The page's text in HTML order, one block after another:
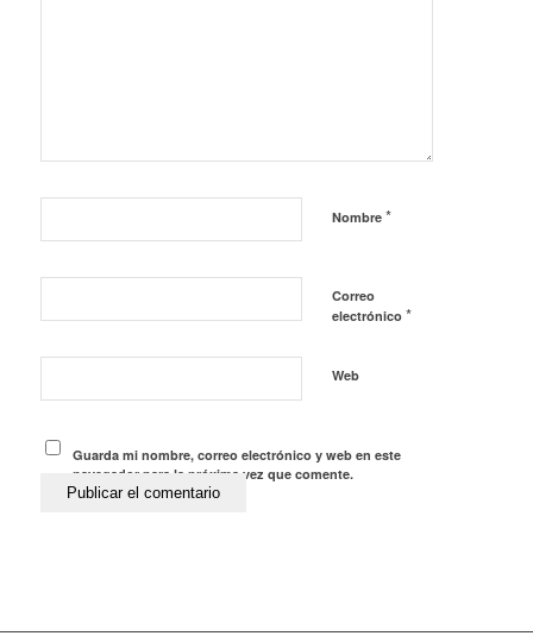
Nombre *
Correo
electrónico *
Web
Guarda mi nombre, correo electrónico y web en este
navegador para la próxima vez que comente.